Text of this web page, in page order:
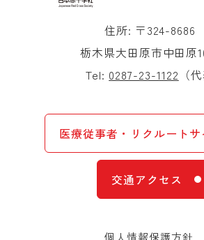
住所: 〒324-8686
栃木県大田原市中田原
Tel: 0287-23-1122 （
医療従事者・リクルートサ
交通アクセス
個人情報保護方針